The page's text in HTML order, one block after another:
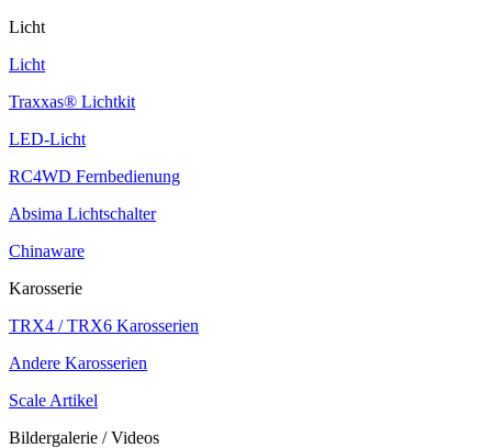
Licht
Licht
Traxxas® Lichtkit
LED-Licht
RC4WD Fernbedienung
Absima Lichtschalter
Chinaware
Karosserie
TRX4 / TRX6 Karosserien
Andere Karosserien
Scale Artikel
Bildergalerie / Videos